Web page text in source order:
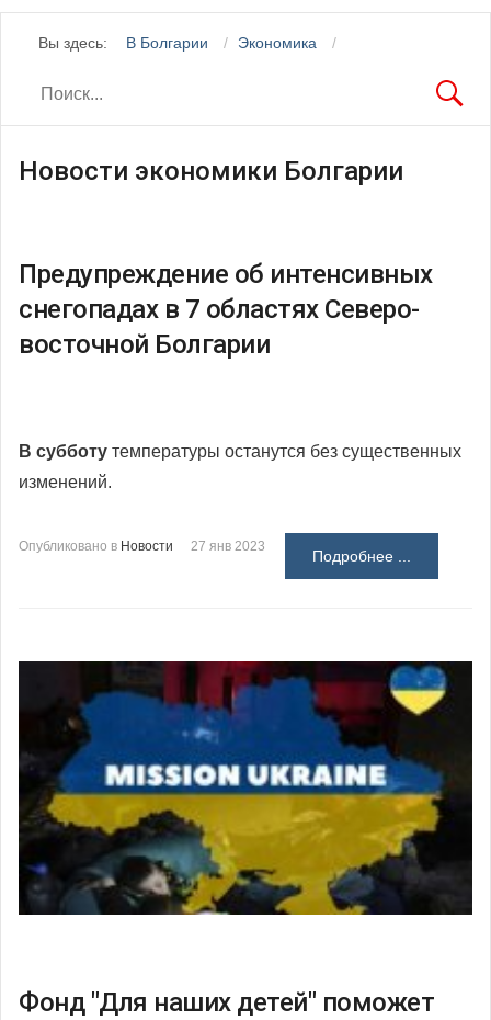
Вы здесь: В Болгарии Экономика
Новости экономики Болгарии
Предупреждение об интенсивных
снегопадах в 7 областях Северо-
восточной Болгарии
В субботу температуры останутся без существенных
изменений.
Опубликовано в Новости 27 янв 2023
Подробнее ...
Фонд "Для наших детей" поможет